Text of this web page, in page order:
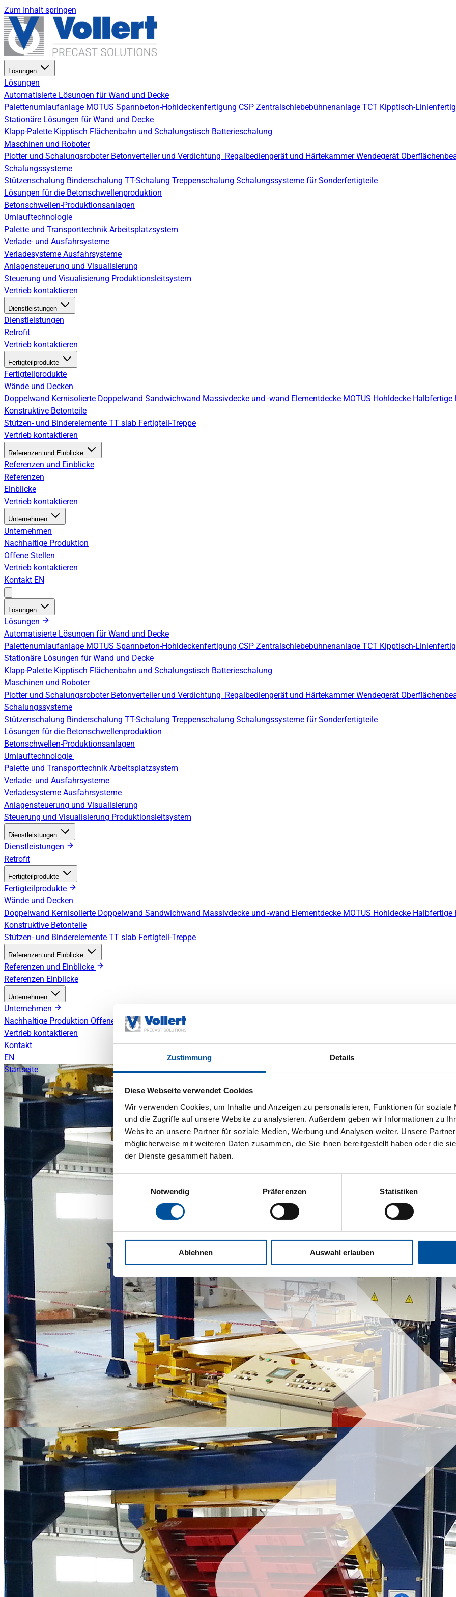
Zustimmung Details
Diese Webseite verwendet Cookies
Wir verwenden Cookies, um Inhalte und Anzeigen zu personalisieren, Funktionen für soziale
und die Zugriffe auf unsere Website zu analysieren. Außerdem geben wir Informationen zu
Website an unsere Partner für soziale Medien, Werbung und Analysen weiter. Unsere
möglicherweise mit weiteren Daten zusammen, die Sie ihnen bereitgestellt haben oder die
der Dienste gesammelt haben.
Einwilligungsauswahl
Notwendig
Präferenzen Statistiken
Ablehnen Auswahl erlauben
Zum Inhalt springen
Lösungen
Lösungen
Automatisierte Lösungen für Wand und Decke
Palettenumlaufanlage MOTUS Spannbeton-Hohldeckenfertigung CSP Zentralschiebebühnenanlage TCT Kipptisch-
Stationäre Lösungen für Wand und Decke
Klapp-Palette Kipptisch Flächenbahn und Schalungstisch Batterieschalung
Maschinen und Roboter
Plotter und Schalungsroboter Betonverteiler und Verdichtung Regalbediengerät und HärtekammerWendegerät
Schalungssysteme
Stützenschalung Binderschalung TT-Schalung Treppenschalung Schalungssysteme für Sonderfertigteile
Lösungen für die Betonschwellenproduktion
Betonschwellen-Produktionsanlagen
Umlauftechnologie
Palette und Transporttechnik Arbeitsplatzsystem
Verlade- und Ausfahrsysteme
Verladesysteme Ausfahrsysteme
Anlagensteuerung und Visualisierung
Steuerung und Visualisierung Produktionsleitsystem
Vertrieb kontaktieren
Dienstleistungen
Dienstleistungen
Retrofit
Vertrieb kontaktieren
Fertigteilprodukte
Fertigteilprodukte
Wände und Decken
Doppelwand Kernisolierte Doppelwand Sandwichwand Massivdecke und -wand Elementdecke MOTUS Hohldecke Halbfertige
Konstruktive Betonteile
Stützen- und Binderelemente TT slab Fertigteil-Treppe
Vertrieb kontaktieren
Referenzen und Einblicke
Referenzen und Einblicke
Referenzen
Einblicke
Vertrieb kontaktieren
Unternehmen
Unternehmen
Nachhaltige Produktion
Offene Stellen
Vertrieb kontaktieren
Kontakt EN
Lösungen
Lösungen
Automatisierte Lösungen für Wand und Decke
Palettenumlaufanlage MOTUS Spannbeton-Hohldeckenfertigung CSP Zentralschiebebühnenanlage TCT Kipptisch-
Stationäre Lösungen für Wand und Decke
Klapp-Palette Kipptisch Flächenbahn und Schalungstisch Batterieschalung
Maschinen und Roboter
Plotter und Schalungsroboter Betonverteiler und Verdichtung Regalbediengerät und HärtekammerWendegerät
Schalungssysteme
Stützenschalung Binderschalung TT-Schalung Treppenschalung Schalungssysteme für Sonderfertigteile
Lösungen für die Betonschwellenproduktion
Betonschwellen-Produktionsanlagen
Umlauftechnologie
Palette und Transporttechnik Arbeitsplatzsystem
Verlade- und Ausfahrsysteme
Verladesysteme Ausfahrsysteme
Anlagensteuerung und Visualisierung
Steuerung und Visualisierung Produktionsleitsystem
Dienstleistungen
Dienstleistungen
Retrofit
Fertigteilprodukte
Fertigteilprodukte
Wände und Decken
Doppelwand Kernisolierte Doppelwand Sandwichwand Massivdecke und -wand Elementdecke MOTUS Hohldecke Halbfertige
Konstruktive Betonteile
Stützen- und Binderelemente TT slab Fertigteil-Treppe
Referenzen und Einblicke
Referenzen und Einblicke
Referenzen Einblicke
Unternehmen
Unternehmen
Nachhaltige Produktion Offene Stellen
Vertrieb kontaktieren
Kontakt
EN
Startseite